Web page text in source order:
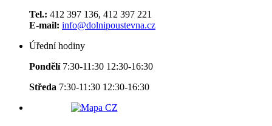
Tel.: 412 397 136, 412 397 221
E-mail: info@dolnipoustevna.cz
Úřední hodiny
Pondělí 7:30-11:30 12:30-16:30
Středa 7:30-11:30 12:30-16:30